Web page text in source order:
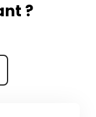
?